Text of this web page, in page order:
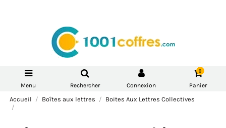
Menu Rechercher Connexion
0
Panier
Accueil Boîtes aux lettres Boites Aux Lettres Collectives